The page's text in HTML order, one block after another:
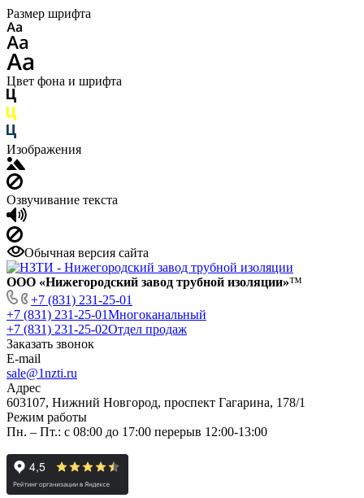
Размер шрифта
Цвет фона и шрифта
Изображения
Озвучивание текста
Обычная версия сайта
ООО «Нижегородский завод трубной изоляции»™
+7 (831) 231-25-01
+7 (831) 231-25-01Многоканальный
+7 (831) 231-25-02Отдел продаж
Заказать звонок
E-mail
sale@1nzti.ru
Адрес
603107, Нижний Новгород, проспект Гагарина, 178/1
Режим работы
Пн. – Пт.: с 08:00 до 17:00 перерыв 12:00-13:00